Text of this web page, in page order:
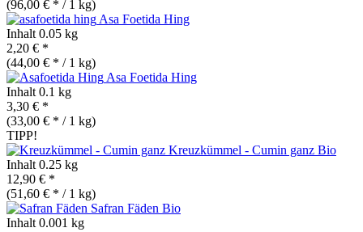
(96,00 € * / 1 kg)
Asa Foetida Hing
Inhalt 0.05 kg
2,20 € *
(44,00 € * / 1 kg)
Asa Foetida Hing
Inhalt 0.1 kg
3,30 € *
(33,00 € * / 1 kg)
TIPP!
Kreuzkümmel - Cumin ganz Bio
Inhalt 0.25 kg
12,90 € *
(51,60 € * / 1 kg)
Safran Fäden Bio
Inhalt 0.001 kg